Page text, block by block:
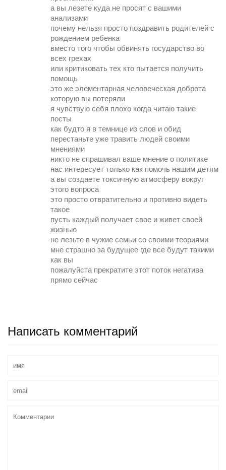
а вы лезете куда не просят с вашими
анализами
почему нельзя просто поздравить родителей с
рождением ребенка
вместо того чтобы обвинять государство во
всех грехах
или критиковать тех кто пытается получить
помощь
это же элементарная человеческая доброта
которую вы потеряли
я чувствую себя плохо когда читаю такие
посты
как будто я в темнице из слов и обид
перестаньте уже травить людей своими
мнениями
никто не спрашивал ваше мнение о политике
нас интересует только как помочь нашим детям
а вы создаете токсичную атмосферу вокруг
этого вопроса
это просто отвратительно и противно видеть
такое
пусть каждый получает свое и живет своей
жизнью
не лезьте в чужие семьи со своими теориями
мне страшно за будущее где все будут такими
как вы
пожалуйста прекратите этот поток негатива
прямо сейчас
Написать комментарий